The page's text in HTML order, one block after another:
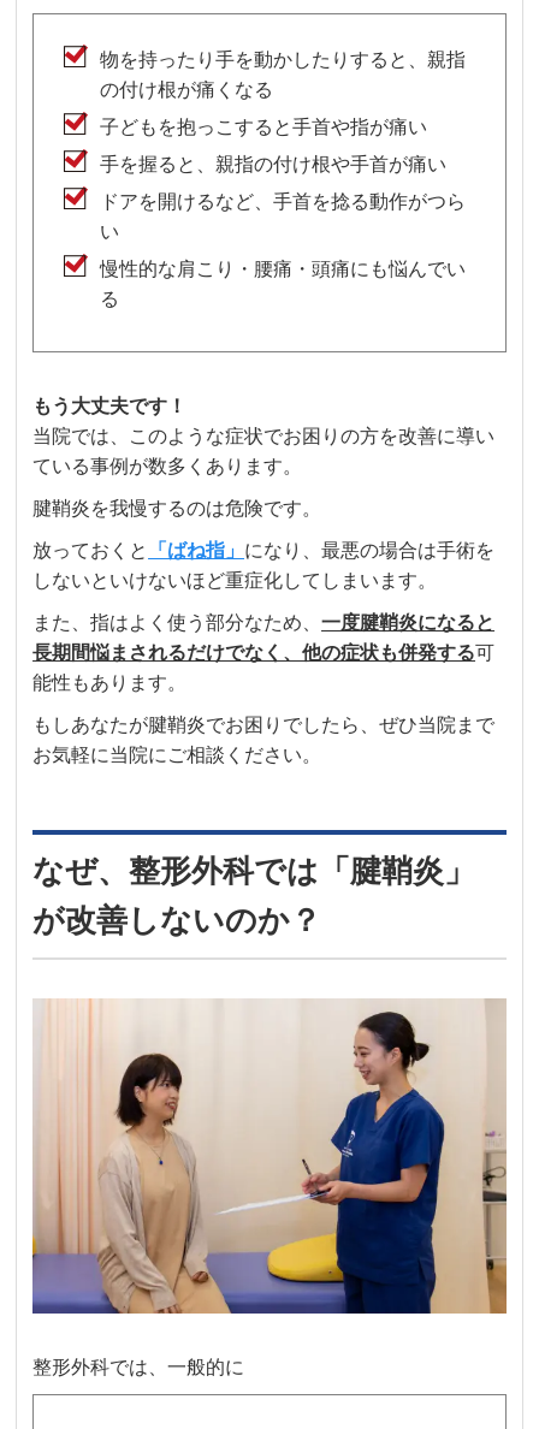
物を持ったり手を動かしたりすると、親指
の付け根が痛くなる
子どもを抱っこすると手首や指が痛い
手を握ると、親指の付け根や手首が痛い
ドアを開けるなど、手首を捻る動作がつら
い
慢性的な肩こり・腰痛・頭痛にも悩んでい
る
もう大丈夫です！
当院では、このような症状でお困りの方を改善に導い
ている事例が数多くあります。
腱鞘炎を我慢するのは危険です。
放っておくと 「ばね指」 になり、最悪の場合は手術を
しないといけないほど重症化してしまいます。
また、指はよく使う部分なため、一度腱鞘炎になると
長期間悩まされるだけでなく、他の症状も併発する可
能性もあります。
もしあなたが腱鞘炎でお困りでしたら、ぜひ当院まで
お気軽に当院にご相談ください。
なぜ、整形外科では「腱鞘炎」
が改善しないのか？
整形外科では、一般的に